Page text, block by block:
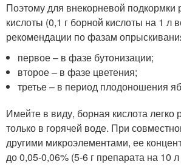
Поэтому для внекорневой подкормки
кислоты (0,1 г борной кислоты на 1 л
рекомендации по фазам
первое – в фазе бутонизации;
второе – в фазе цветения;
третье – в период плодоношения
Имейте в виду, борная кислота легко
только в горячей воде. При
другими микроэлементами, ее
до 0,05-0,06% (5-6 г препарата на 10